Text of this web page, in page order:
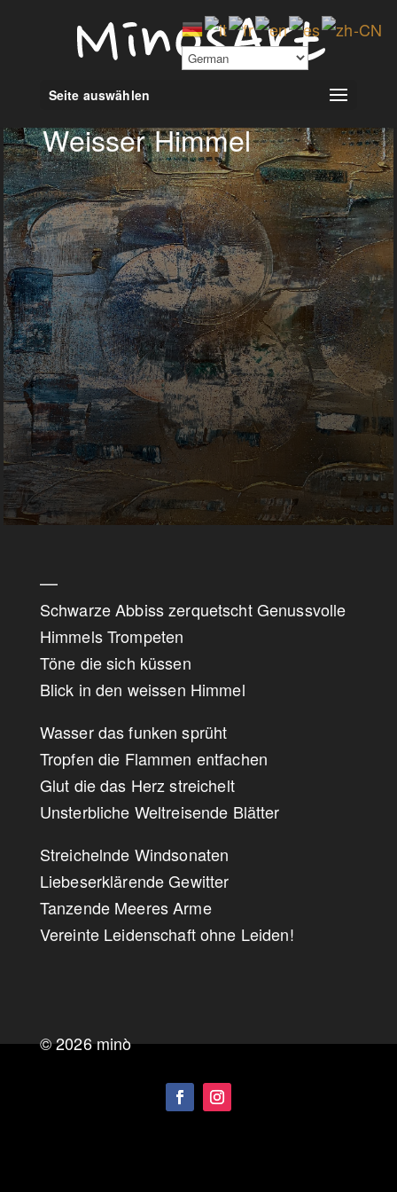
Seite auswählen
Weisser Himmel
—
Schwarze Abbiss zerquetscht Genussvolle
Himmels Trompeten
Töne die sich küssen
Blick in den weissen Himmel
Wasser das funken sprüht
Tropfen die Flammen entfachen
Glut die das Herz streichelt
Unsterbliche Weltreisende Blätter
Streichelnde Windsonaten
Liebeserklärende Gewitter
Tanzende Meeres Arme
Vereinte Leidenschaft ohne Leiden!
© 2026 minò